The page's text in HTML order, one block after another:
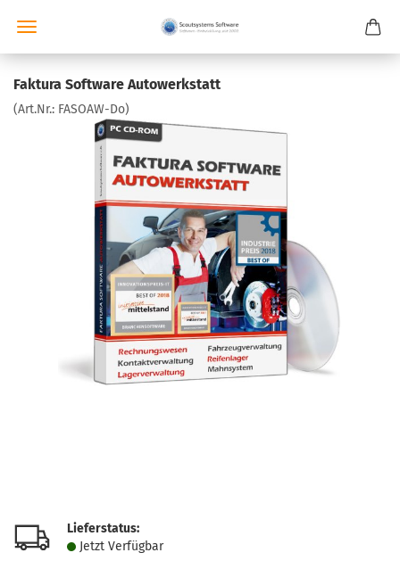
Faktura Software Autowerkstatt
(Art.Nr.: FASOAW-Do)
Lieferstatus:
Jetzt Verfügbar